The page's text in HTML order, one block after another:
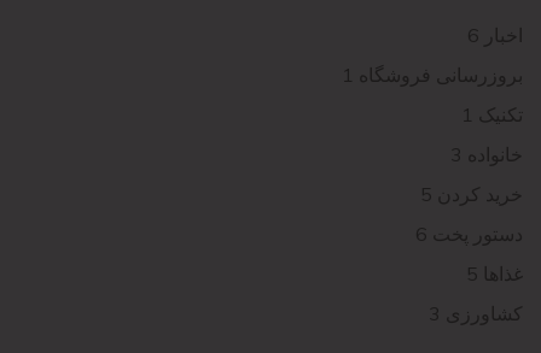
اخبار 6
بروزرسانی فروشگاه 1
تکنیک 1
خانواده 3
خريد كردن 5
دستور پخت 6
غذاها 5
کشاورزی 3